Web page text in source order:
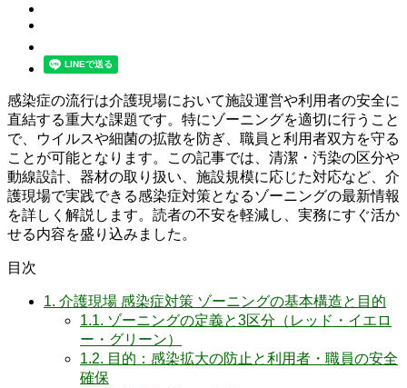
感染症の流行は介護現場において施設運営や利用者の安全に
直結する重大な課題です。特にゾーニングを適切に行うこと
で、ウイルスや細菌の拡散を防ぎ、職員と利用者双方を守る
ことが可能となります。この記事では、清潔・汚染の区分や
動線設計、器材の取り扱い、施設規模に応じた対応など、介
護現場で実践できる感染症対策となるゾーニングの最新情報
を詳しく解説します。読者の不安を軽減し、実務にすぐ活か
せる内容を盛り込みました。
目次
1. 介護現場 感染症対策 ゾーニングの基本構造と目的
1.1. ゾーニングの定義と3区分（レッド・イエロ
ー・グリーン）
1.2. 目的：感染拡大の防止と利用者・職員の安全
確保